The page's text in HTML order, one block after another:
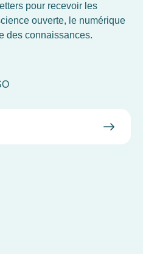
pour recevoir les
ouverte, le numérique
des connaissances.